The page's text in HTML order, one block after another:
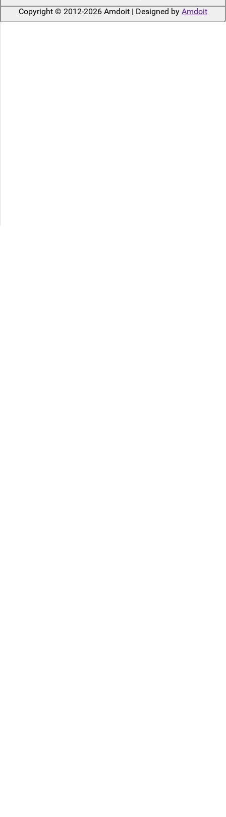
Copyright © 2012-2026 Amdoit | Designed by Amdoit